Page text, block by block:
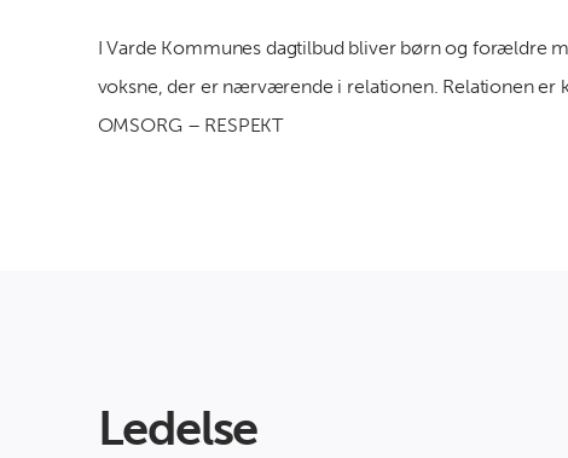
I Varde Kommunes dagtilbud bliver børn og forældre
voksne, der er nærværende i relationen. Relationen er
OMSORG – RESPEKT
Ledelse